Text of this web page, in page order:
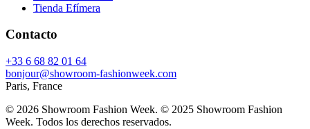
Tienda Efímera
Contacto
+33 6 68 82 01 64
bonjour@showroom-fashionweek.com
Paris, France
© 2026 Showroom Fashion Week. © 2025 Showroom Fashion
Week. Todos los derechos reservados.